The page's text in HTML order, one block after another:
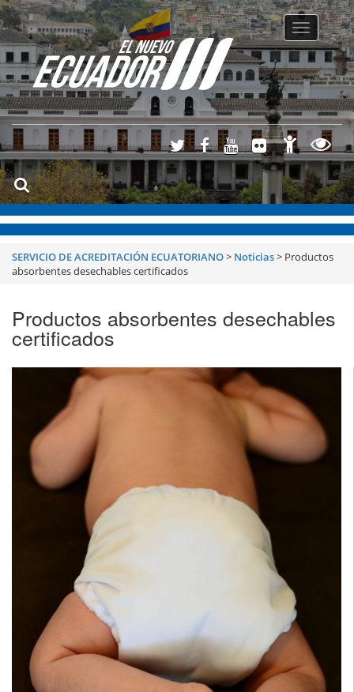
Toggle
SERVICIO DE ACREDITACIÓN ECUATORIANO> Noticias> Productos
absorbentes desechables certificados
Productos absorbentes desechables
certificados